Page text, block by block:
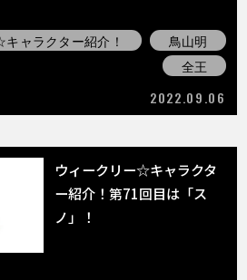
ャラクター紹介！
鳥山明
全王
2022.09.06
ウィークリー☆キャラクタ
ー紹介！第71回目は「ス
ノ」！